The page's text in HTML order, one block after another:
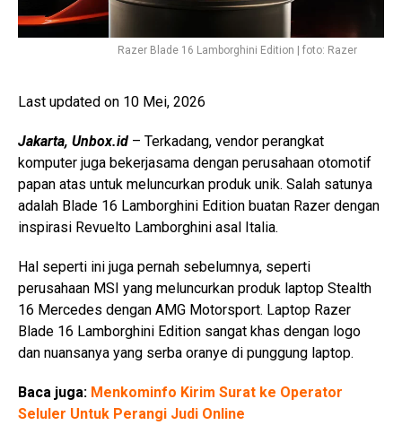
Razer Blade 16 Lamborghini Edition | foto: Razer
Last updated on 10 Mei, 2026
Jakarta, Unbox.id – Terkadang, vendor perangkat
komputer juga bekerjasama dengan perusahaan otomotif
papan atas untuk meluncurkan produk unik. Salah satunya
adalah Blade 16 Lamborghini Edition buatan Razer dengan
inspirasi Revuelto Lamborghini asal Italia.
Hal seperti ini juga pernah sebelumnya, seperti
perusahaan MSI yang meluncurkan produk laptop Stealth
16 Mercedes dengan AMG Motorsport. Laptop Razer
Blade 16 Lamborghini Edition sangat khas dengan logo
dan nuansanya yang serba oranye di punggung laptop.
Baca juga: Menkominfo Kirim Surat ke Operator
Seluler Untuk Perangi Judi Online